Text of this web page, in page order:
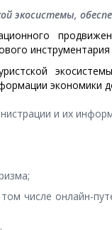
экосистемы,
экономики
и их
числе онлайн-